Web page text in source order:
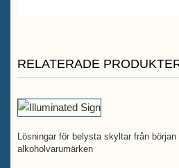
RELATERADE
Lösningar för belysta skyltar från
alkoholvarumärken